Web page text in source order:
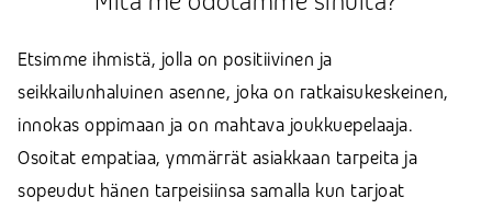
Etsimme ihmistä, jolla on positiivinen ja
seikkailunhaluinen asenne, joka on ratkaisukeskeinen,
innokas oppimaan ja on mahtava joukkuepelaaja.
Osoitat empatiaa, ymmärrät asiakkaan tarpeita ja
sopeudut hänen tarpeisiinsa samalla kun tarjoat